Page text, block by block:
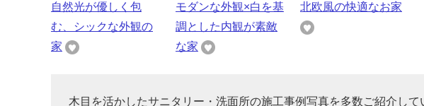
自然光が優しく包
む、シックな外観の
家
モダンな外観×白を基
調とした内観が素敵
な家
北欧風の快適なお家
木目を活かしたサニタリー・洗面所の施工事例写真を多数ご紹介し